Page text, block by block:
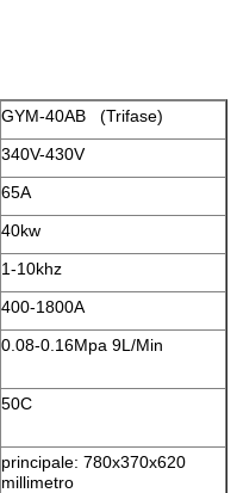
GYM-40AB (Trifase)
340V-430V
65A
40kw
1-10khz
400-1800A
0.08-0.16Mpa 9L/Min
50C
principale: 780x370x620
millimetro